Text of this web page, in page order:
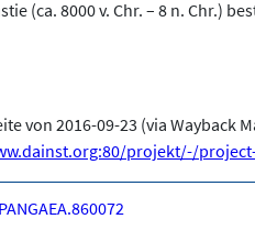
(ca. 8000 v. Chr. – 8 n. Chr.)
von 2016-09-23 (via Wayback
projekt/-/